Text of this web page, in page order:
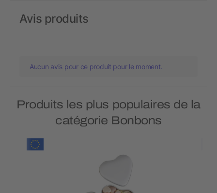
Avis produits
Aucun avis pour ce produit pour le moment.
Produits les plus populaires de la
catégorie Bonbons